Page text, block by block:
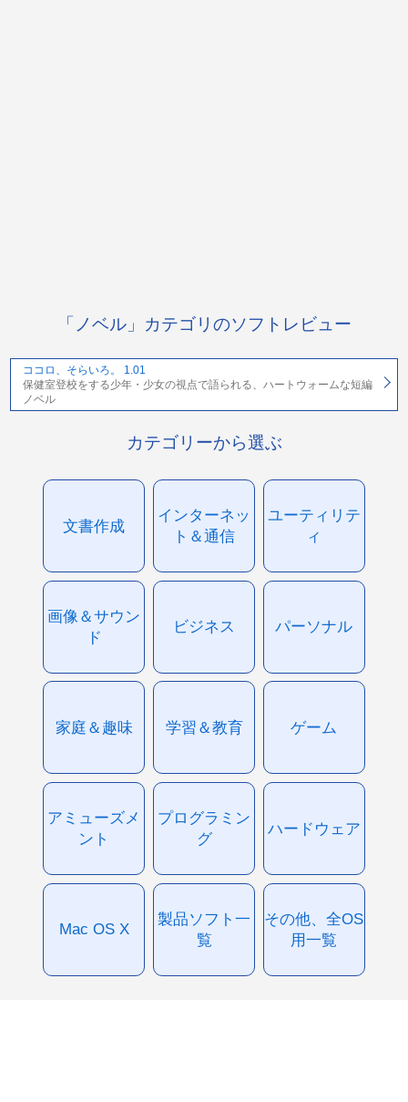
「ノベル」カテゴリのソフトレビュー
ココロ、そらいろ。 1.01
保健室登校をする少年・少女の視点で語られる、ハートウォームな短編
ノベル
カテゴリーから選ぶ
文書作成
インターネッ
ト＆通信
ユーティリテ
ィ
画像＆サウン
ド
ビジネス パーソナル
家庭＆趣味 学習＆教育 ゲーム
アミューズメ
ント
プログラミン
グ
ハードウェア
Mac OS X
製品ソフト一
覧
その他、全OS
用一覧